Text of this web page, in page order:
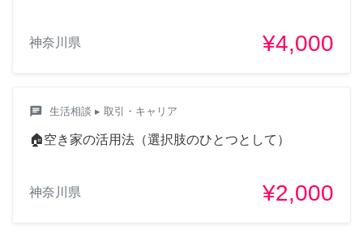
神奈川県 ¥4,000
chat 生活相談 ▸ 取引・キャリア
🏠空き家の活用法（選択肢のひとつとして）
神奈川県 ¥2,000